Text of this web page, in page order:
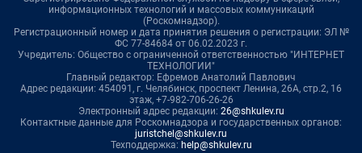
информационных технологий и массовых коммуникаций
(Роскомнадзор).
Регистрационный номер и дата принятия решения о регистрации: ЭЛ №
ФС 77-84684 от 06.02.2023 г.
Учредитель: Общество с ограниченной ответственностью "ИНТЕРНЕТ
ТЕХНОЛОГИИ"
Главный редактор: Ефремов Анатолий Павлович
Адрес редакции: 454091, г. Челябинск, проспект Ленина, 26А, стр.2, 16
этаж, +7-982-706-26-26
Электронный адрес редакции: 26@shkulev.ru
Контактные данные для Роскомнадзора и государственных органов:
juristchel@shkulev.ru
Техподдержка: help@shkulev.ru